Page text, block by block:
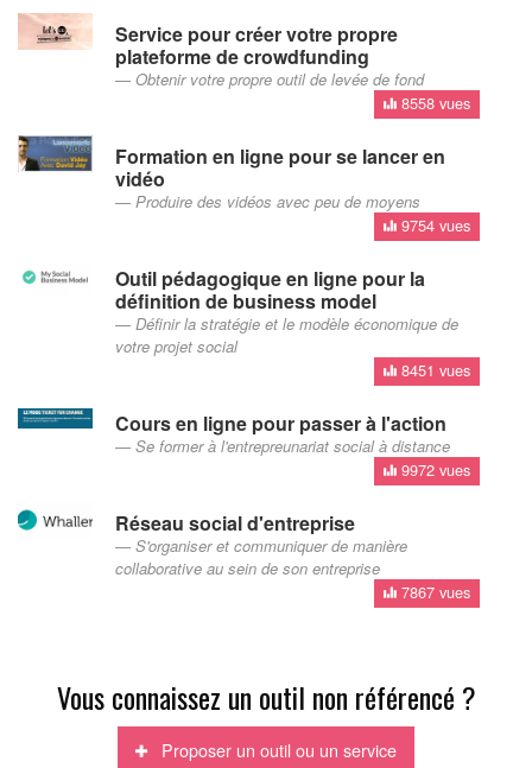
Service pour créer votre propre
plateforme de crowdfunding
Obtenir votre propre outil de levée de fond
8558 vues
Formation en ligne pour se lancer en
vidéo
Produire des vidéos avec peu de moyens
9754 vues
Outil pédagogique en ligne pour la
définition de business model
Définir la stratégie et le modèle économique de
votre projet social
8451 vues
Cours en ligne pour passer à l'action
Se former à l'entrepreunariat social à distance
9972 vues
Réseau social d'entreprise
S'organiser et communiquer de manière
collaborative au sein de son entreprise
7867 vues
Vous connaissez un outil non référencé ?
Proposer un outil ou un service